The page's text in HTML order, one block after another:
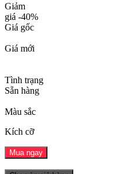
Giảm
giá -40%
Giá gốc
Giá mới
Tình trạng
Sẵn hàng
Màu sắc
Kích cỡ
Mua ngay